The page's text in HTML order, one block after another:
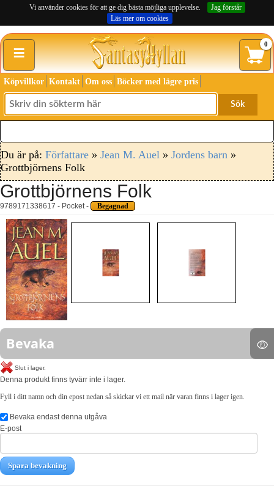
Vi använder cookies för att ge dig bästa möjliga upplevelse.
Jag förstår
Läs mer om cookies
≡ 0
Köpvillkor Kontakt Om oss Böcker med lägre pris
Sök
Du är på: Författare » Jean M. Auel » Jordens barn »
Grottbjörnens Folk
Grottbjörnens Folk
9789171338617 - Pocket - Begagnad
Bevaka
Slut i lager.
Denna produkt finns tyvärr inte i lager.
Fyll i ditt namn och din epost nedan så skickar vi ett mail när varan finns i lager igen.
Bevaka endast denna utgåva
E-post
Spara bevakning